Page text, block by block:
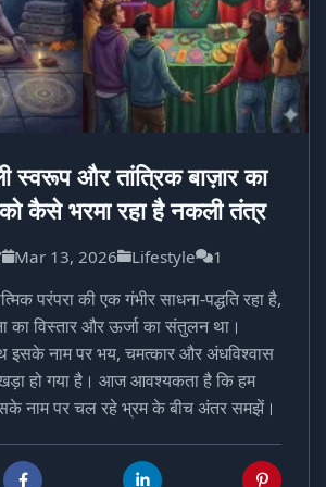
स्वरूप और तांत्रिक बाज़ार का
कैसे भरमा रहा है नकली तंत्र
Mar 13, 2026 Lifestyle 1
परंपरा की एक गंभीर साधना-पद्धति रहा है,
का विस्तार और ऊर्जा का संतुलन था।
नाम पर भय, चमत्कार और अंधविश्वास
खड़ा हो गया है। आज आवश्यकता है कि हम
नाम पर चल रहे भ्रम के बीच अंतर समझें।